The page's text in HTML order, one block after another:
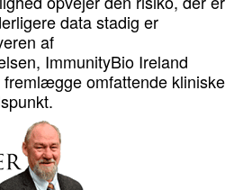
data stadig er
af
ImmunityBio Ireland
omfattende kliniske